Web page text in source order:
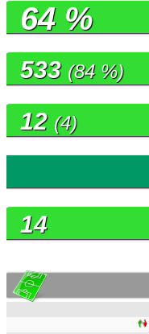
64 %
533 (84 %)
12 (4)
14